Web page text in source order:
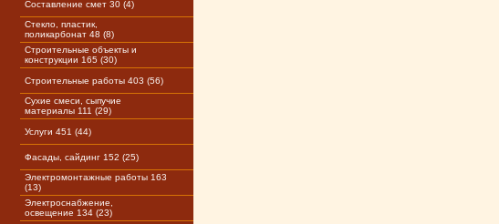
Составление смет 30 (4)
Стекло, пластик,
поликарбонат 48 (8)
Строительные объекты и
конструкции 165 (30)
Строительные работы 403 (56)
Сухие смеси, сыпучие
материалы 111 (29)
Услуги 451 (44)
Фасады, сайдинг 152 (25)
Электромонтажные работы 163
(13)
Электроснабжение,
освещение 134 (23)